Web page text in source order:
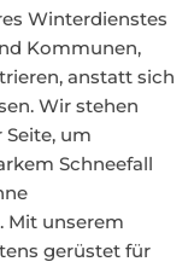
Winterdienstes
Kommunen,
anstatt sich
Wir stehen
um
Schneefall
Mit unserem
gerüstet für